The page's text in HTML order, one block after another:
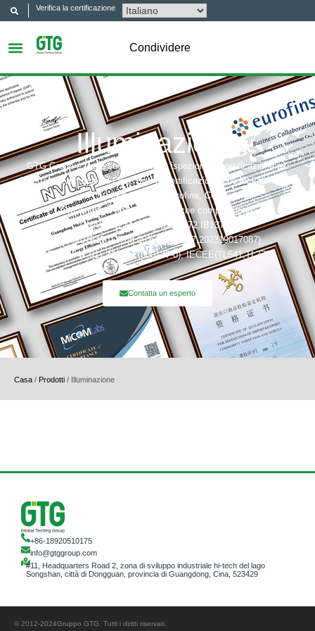
Verifica la certificazione
Condividere
Illuminazione
GTG Group è tra le società di test, ispezione e certificazione più
rispettate e affidabili in Cina. Enti di certificazione che includono: UL,
ITS(Intertek),TÜV, Eurofins, CQC,
Organismi di accreditamento che comprendono:
CNAS(L6214,L13753,L18872,IB1376),
CMA(201819013768,202019014977,202319017087),
A2LA(6947.01), NVLAP(600177-0), IECEE(TL541,TL777)
Contatta un esperto
Casa / Prodotti / Illuminazione
+86-18920510175
info@gtggroup.com
#11, Headquarters Road 2, zona di sviluppo industriale hi-tech del lago
Songshan, città di Dongguan, provincia di Guangdong, Cina, 523429
© 2012-2024Gruppo GTG. Tutti i diritti riservati.